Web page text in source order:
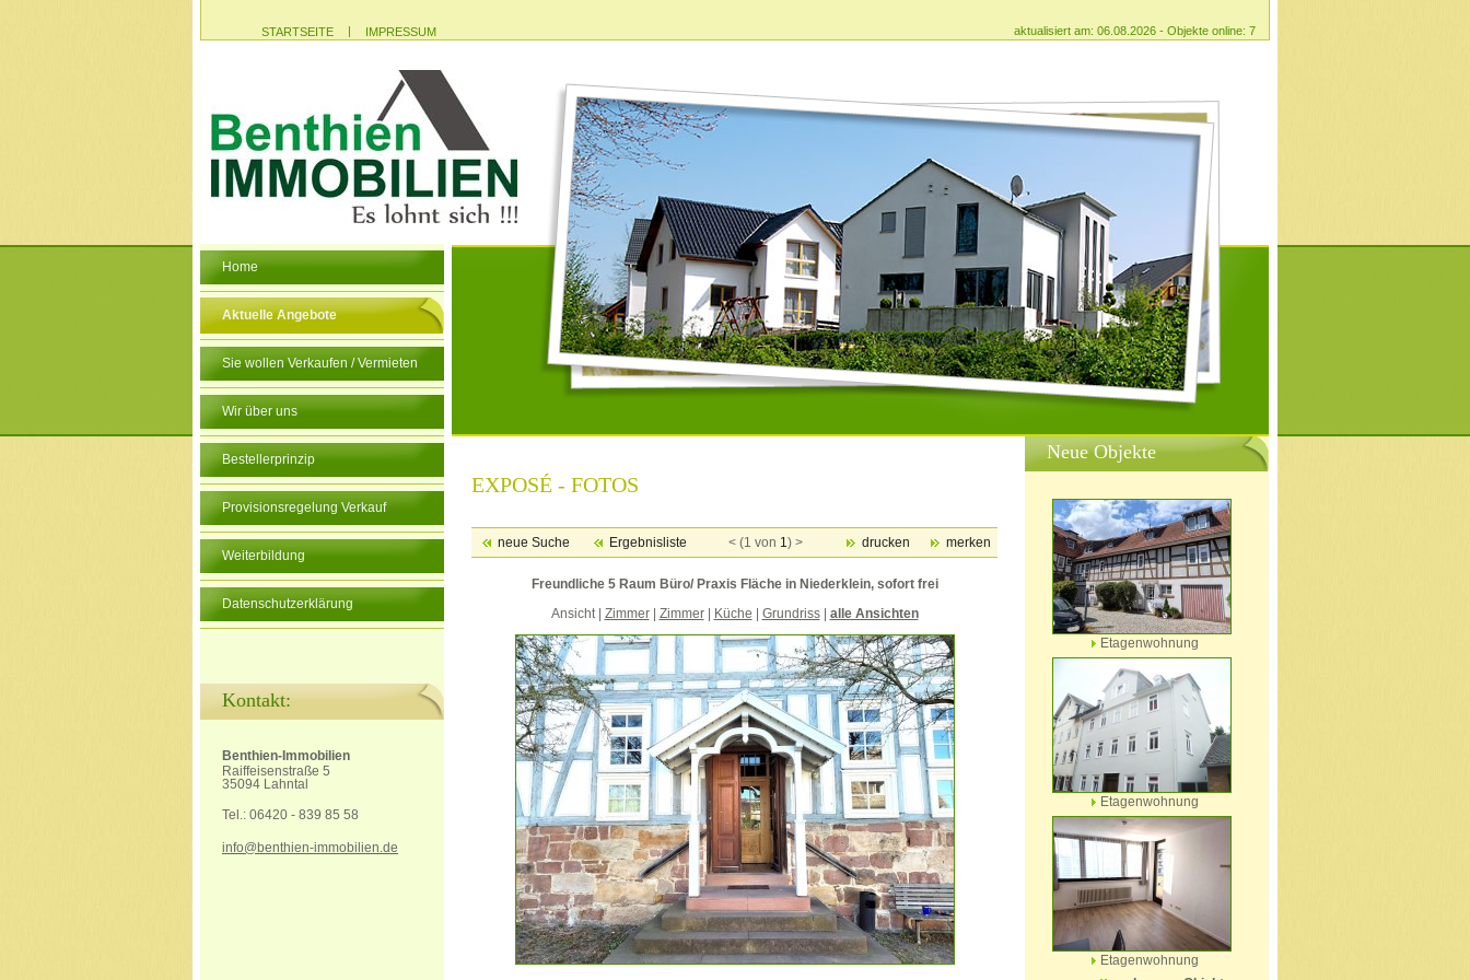
STARTSEITE | IMPRESSUM aktualisiert am: 06.08.2026 - Objekte online: 7
Home
Aktuelle Angebote
Sie wollen Verkaufen / Vermieten
Wir über uns
Bestellerprinzip
Provisionsregelung Verkauf
Weiterbildung
Datenschutzerklärung
Kontakt:
Benthien-Immobilien
Raiffeisenstraße 5
35094 Lahntal
Tel.: 06420 - 839 85 58
info@benthien-immobilien.de
EXPOSÉ - FOTOS
neue Suche Ergebnisliste < (1 von 1) > drucken merken
Freundliche 5 Raum Büro/ Praxis Fläche in Niederklein, sofort frei
Ansicht | Zimmer| Zimmer| Küche Grundriss| alle Ansichten
Neue Objekte
Etagenwohnung
Etagenwohnung
Etagenwohnung